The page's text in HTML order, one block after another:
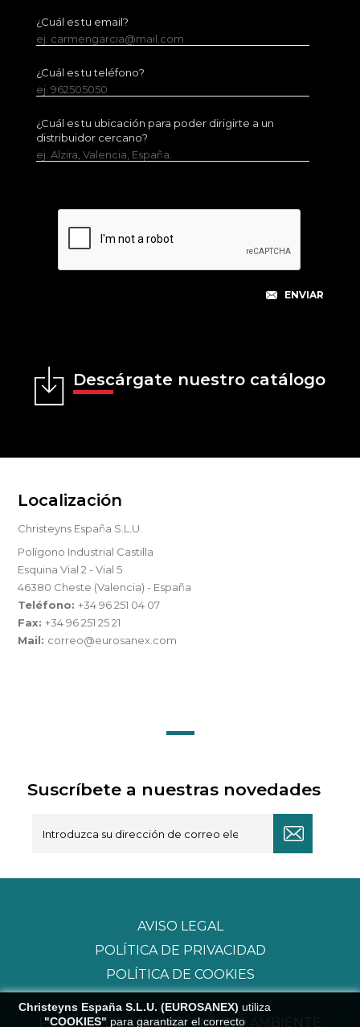
¿Cuál es tu email?
ej. carmengarcia@mail.com
¿Cuál es tu teléfono?
ej. 962505050
¿Cuál es tu ubicación para poder dirigirte a un
distribuidor cercano?
ej. Alzira, Valencia, España.
Descárgate nuestro catálogo
Localización
Christeyns España S.L.U.
Polígono Industrial Castilla
Esquina Vial 2 - Vial 5
46380 Cheste (Valencia) - España
Teléfono:+34 96 251 04 07
Fax:+34 96 251 25 21
Mail: correo@eurosanex.com
Suscríbete a nuestras novedades
Christeyns España S.L.U. (EUROSANEX) utiliza
"COOKIES" para garantizar el correcto
AVISO LEGAL
POLÍTICA DE PRIVACIDAD
POLÍTICA DE COOKIES
POLÍTICA DE CALIDAD Y MEDIO AMBIENTE